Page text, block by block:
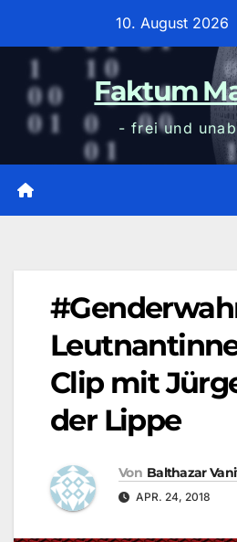
10. August 2026
Faktum
- frei und
Clip mit
der Lippe
Von Balthazar
APR. 24, 2018